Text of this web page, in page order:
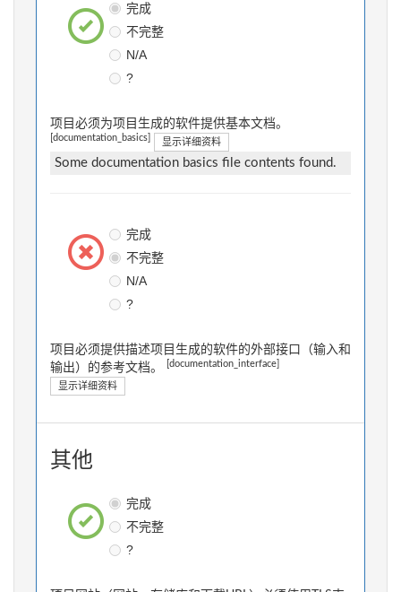
完成
不完整
N/A
?
项目必须为项目生成的软件提供基本文档。
[documentation_basics] 显示详细资料
Some documentation basics file contents found.
完成
不完整
N/A
?
项目必须提供描述项目生成的软件的外部接口（输入和
输出）的参考文档。
[documentation_interface]
显示详细资料
其他
完成
不完整
?